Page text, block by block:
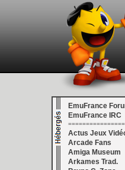
EmuFrance
EmuFrance IRC
Actus Jeux
Arcade Fans
Amiga Museum
Arkames Trad.